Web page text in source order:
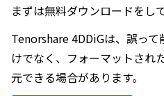
まずは無料ダウンロードをし
Tenorshare 4DDiGは、誤っ
けでなく、フォーマットされ
元できる場合があります。